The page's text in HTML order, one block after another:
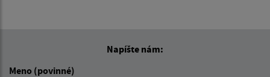
Napíšte nám:
Meno (povinné)